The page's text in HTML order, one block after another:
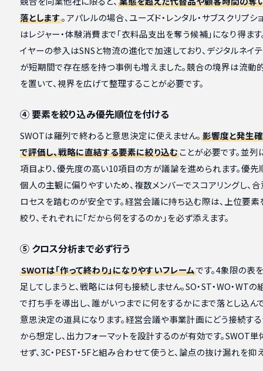
落とします。アパレルの場合、ユーズド・レンタル・サブスクリプシ
はレジャー・体験消費まで「衣料品支出を奪う候補」になり得ます
イヤーの参入はSNSと物流の進化で加速しており、デジタルネイ
が短期間で存在感を持つ事例も増えました。競合の境界は流動
を置いて、視界を広げて整理することが必要です。
④ 要素を絞り込み優先順位を付ける
SWOTは羅列で終わると意思決定に使えません。 影響度と発生
で評価し、戦略に直結する要素に絞り込むことが必要です。並
項目より、優先度の高い10項目の方が議論を進められます。優
個人の主観に偏りやすいため、複数メンバーでスコアリングし、
ロセスを踏むのが安全です。経営会議に持ち込む際は、上位要
絞り、それぞれに「だから何をするのか」を必ず添えます。
⑤ クロス分析まで必ず行う
SWOTは「作って終わり」になりやすいフレームです。4象限の表
足してしまうと、戦略には何も接続しません。SO・ST・WO・WT
で打ち手を導出し、誰がいつまでに何をするかにまで落とし込ん
意思決定の道具になります。経営会議や事業計画にどう接続す
から想定し、出力フォーマットを設計するのが有効です。SWOT
せず、3C・PEST・5Fと組み合わせて使うと、論点の抜け漏れを抑